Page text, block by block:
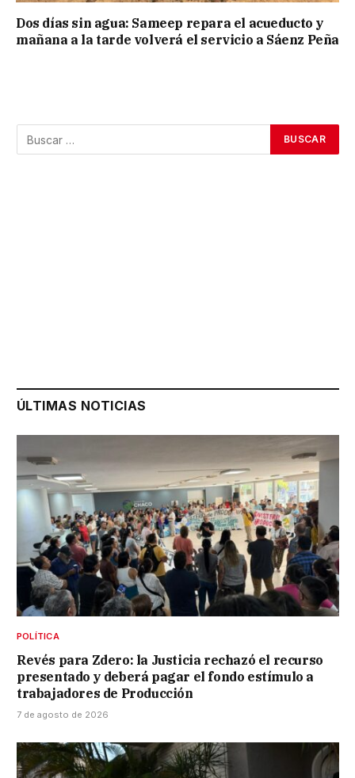
Dos días sin agua: Sameep repara el acueducto y
mañana a la tarde volverá el servicio a Sáenz Peña
ÚLTIMAS NOTICIAS
POLÍTICA
Revés para Zdero: la Justicia rechazó el recurso
presentado y deberá pagar el fondo estímulo a
trabajadores de Producción
7 de agosto de 2026